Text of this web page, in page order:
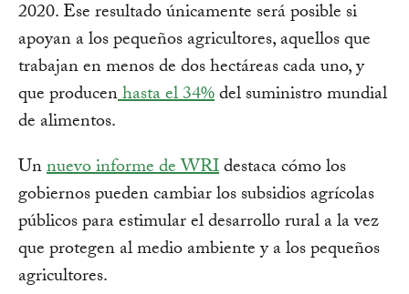
2020. Ese resultado únicamente será posible si
apoyan a los pequeños agricultores, aquellos que
trabajan en menos de dos hectáreas cada uno, y
que producenhasta el 34%del suministro mundial
de alimentos.
Unnuevo informe de WRIdestaca cómo los
gobiernos pueden cambiar los subsidios agrícolas
públicos para estimular el desarrollo rural a la vez
que protegen al medio ambiente y a los pequeños
agricultores.